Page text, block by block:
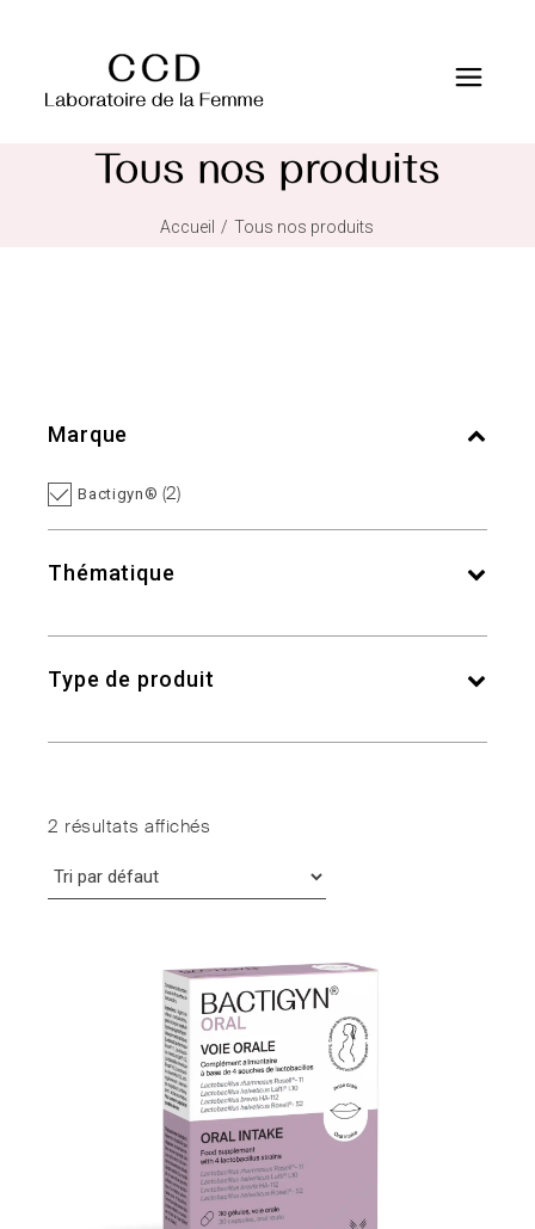
Tous nos produits
Accueil Tous nos produits
2 résultats affichés
Marque
Bactigyn® (2)
Thématique
Type de produit